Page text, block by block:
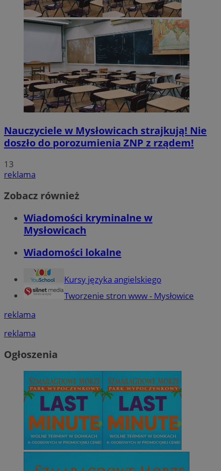
Nauczyciele w Mysłowicach strajkują! Nie
doszło do porozumienia ZNP z rządem!
13
reklama
Zobacz również
Wiadomości kryminalne w
Mysłowicach
Wiadomości lokalne
Kursy języka angielskiego
Tworzenie stron www - Mysłowice
reklama
reklama
Ogłoszenia